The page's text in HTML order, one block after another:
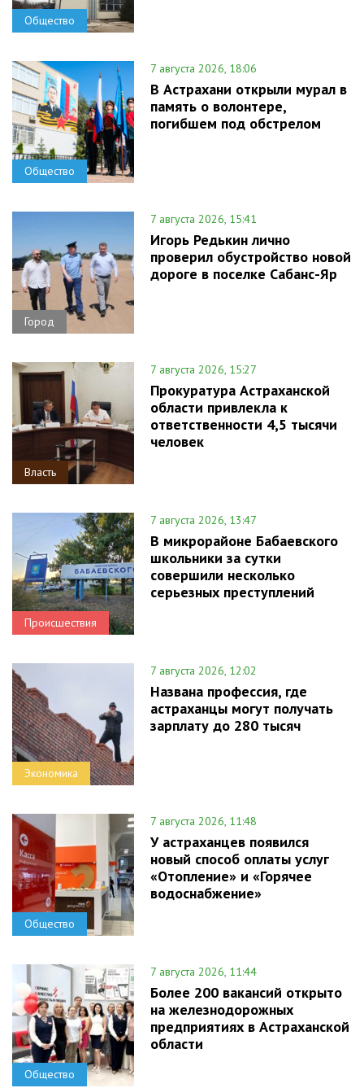
Общество
Общество
7 августа 2026, 18:06
В Астрахани открыли мурал в
память о волонтере,
погибшем под обстрелом
Город
7 августа 2026, 15:41
Игорь Редькин лично
проверил обустройство новой
дороге в поселке Сабанс-Яр
Власть
7 августа 2026, 15:27
Прокуратура Астраханской
области привлекла к
ответственности 4,5 тысячи
человек
Происшествия
7 августа 2026, 13:47
В микрорайоне Бабаевского
школьники за сутки
совершили несколько
серьезных преступлений
Экономика
7 августа 2026, 12:02
Названа профессия, где
астраханцы могут получать
зарплату до 280 тысяч
Общество
7 августа 2026, 11:48
У астраханцев появился
новый способ оплаты услуг
«Отопление» и «Горячее
водоснабжение»
Общество
7 августа 2026, 11:44
Более 200 вакансий открыто
на железнодорожных
предприятиях в Астраханской
области